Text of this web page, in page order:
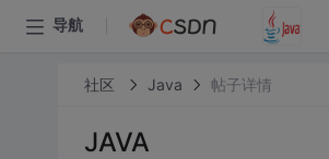
导航
社区 Java 帖子详情
JAVA